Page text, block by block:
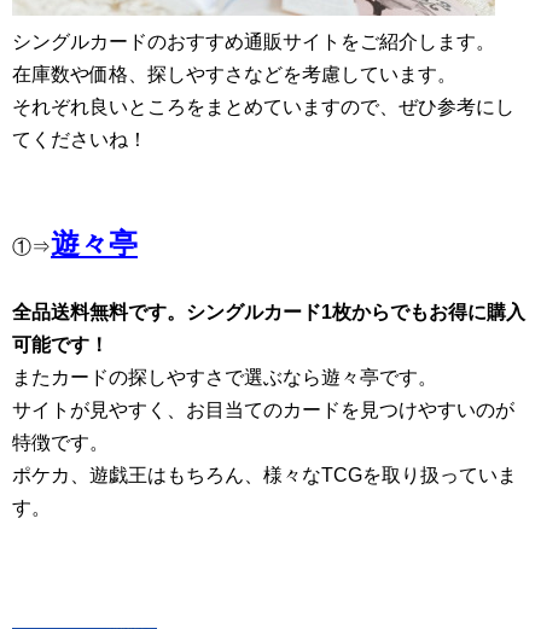
シングルカードのおすすめ通販サイトをご紹介します。
在庫数や価格、探しやすさなどを考慮しています。
それぞれ良いところをまとめていますので、ぜひ参考にし
てくださいね！
①⇒遊々亭
全品送料無料です。シングルカード1枚からでもお得に購入
可能です！
またカードの探しやすさで選ぶなら遊々亭です。
サイトが見やすく、お目当てのカードを見つけやすいのが
特徴です。
ポケカ、遊戯王はもちろん、様々なTCGを取り扱っていま
す。